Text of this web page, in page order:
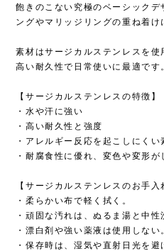
飽きのこない究極のベーシックデ
ングやマリッジリングの重ね着け
素材はサージカルステンレスを使
高い耐久性で日常使いに最適です
【サージカルステンレスの特徴】
・水や汗に強い
・高い耐久性と強度
・アレルギー反応を起こしにくい
・耐腐食性に優れ、変色や変形が
【サージカルステンレスのお手入
・柔らかい布で軽く拭く。
・頑固な汚れは、ぬるま湯と中性
・漂白剤や強い薬液は使用しない
・保存時は、湿気や直射日光を